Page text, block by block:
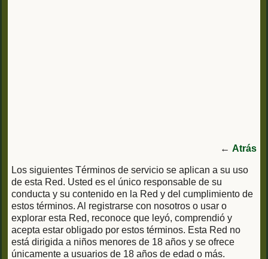
← Atrás
Los siguientes Términos de servicio se aplican a su uso
de esta Red. Usted es el único responsable de su
conducta y su contenido en la Red y del cumplimiento de
estos términos. Al registrarse con nosotros o usar o
explorar esta Red, reconoce que leyó, comprendió y
acepta estar obligado por estos términos. Esta Red no
está dirigida a niños menores de 18 años y se ofrece
únicamente a usuarios de 18 años de edad o más.